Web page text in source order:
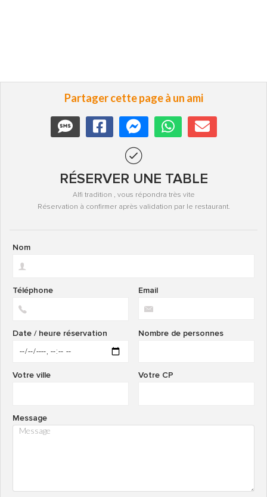
Partager cette page à un ami
RÉSERVER UNE TABLE
Alfi tradition , vous répondra très vite
Réservation à confirmer après validation par le restaurant.
Nom
Email
Téléphone
Nombre de personnes
Date / heure réservation
Votre CP
Votre ville
Message